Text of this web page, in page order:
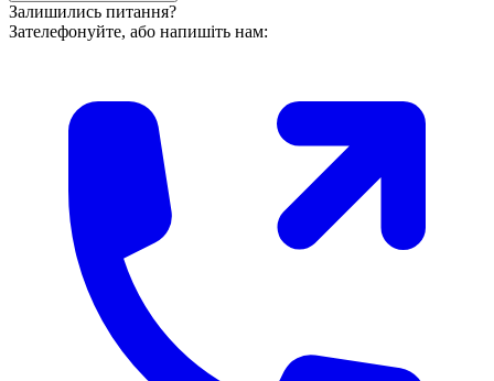
Залишились питання?
Зателефонуйте, або напишіть нам: